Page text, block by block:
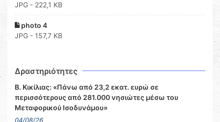
JPG - 222,1 KB
photo 4
JPG - 157,7 KB
Δραστηριότητες
Β. Κικίλιας: «Πάνω από 23,2 εκατ. ευρώ σε
περισσότερους από 281.000 νησιώτες μέσω του
Μεταφορικού Ισοδυνάμου»
04/08/26